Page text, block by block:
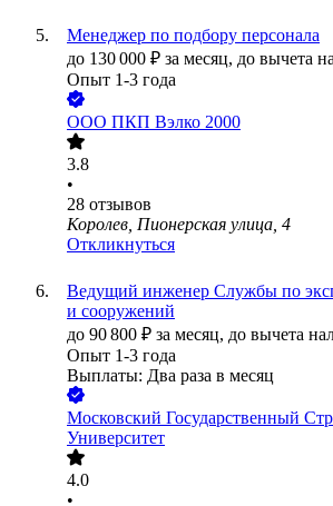
Менеджер по подбору персонала
до 130 000 ₽ за месяц, до вычета
Опыт 1-3 года
ООО ПКП Вэлко 2000
3.8
•
28 отзывов
Королев, Пионерская улица, 4
Откликнуться
Ведущий инженер Службы по
и сооружений
до 90 800 ₽ за месяц, до вычета
Опыт 1-3 года
Выплаты: Два раза в месяц
Московский Государственный
Университет
4.0
•